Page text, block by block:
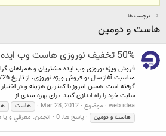
برچسب ها
هاست و دومین
50% تخفیف نوروزی هاست وب ایده
فروش ویژه نوروزی وب ایده مشتریان و همراهان
گرفته است. همین امروز با کمترین هزینه و در
سایت خود را راه اندازی کنید. برای بهره مندی از...
web idea موضوع Mar 28, 2012 هاست
هاست و دومین پاسخ ها: 0 انجمن: معرفي و